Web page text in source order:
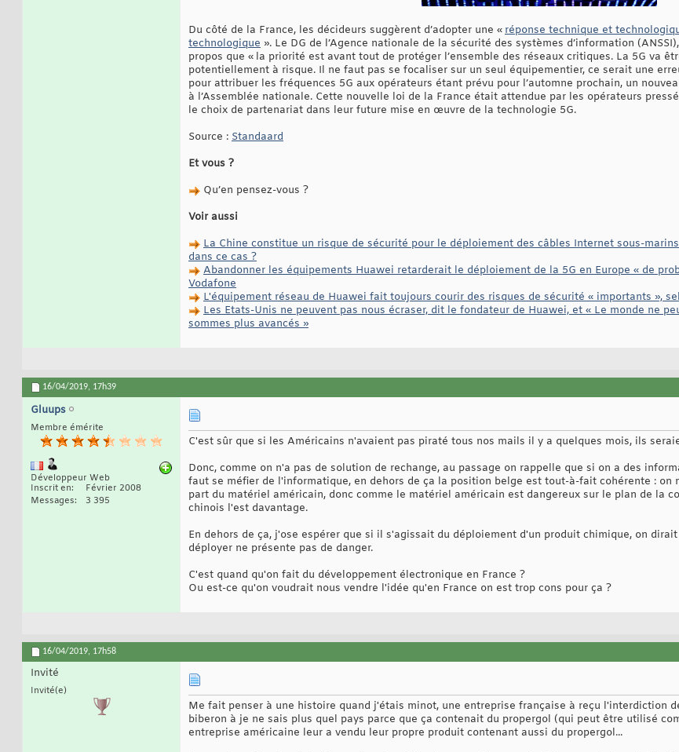
Du côté de la France, les décideurs suggèrent d’adopter une « réponse technique et
technologique ». Le DG de l’Agence nationale de la sécurité des systèmes d’information
propos que « la priorité est avant tout de protéger l’ensemble des réseaux critiques. La 5G va
potentiellement à risque. Il ne faut pas se focaliser sur un seul équipementier, ce serait une
pour attribuer les fréquences 5G aux opérateurs étant prévu pour l’automne prochain, un
à l’Assemblée nationale. Cette nouvelle loi de la France était attendue par les opérateurs
le choix de partenariat dans leur future mise en œuvre de la technologie 5G.
Source : Standaard
Et vous ?
Qu’en pensez-vous ?
Voir aussi
La Chine constitue un risque de sécurité pour le déploiement des câbles Internet sous-
dans ce cas ?
Abandonner les équipements Huawei retarderait le déploiement de la 5G en Europe « de
Vodafone
L'équipement réseau de Huawei fait toujours courir des risques de sécurité « importants »,
Les Etats-Unis ne peuvent pas nous écraser, dit le fondateur de Huawei, et « Le monde ne
sommes plus avancés »
16/04/2019, 17h39
Gluups
Membre émérite
Développeur Web
Inscrit en
Février 2008
Messages
3 395
C'est sûr que si les Américains n'avaient pas piraté tous nos mails il y a quelques mois, ils
Donc, comme on n'a pas de solution de rechange, au passage on rappelle que si on a des
faut se méfier de l'informatique, en dehors de ça la position belge est tout-à-fait cohérente : on
part du matériel américain, donc comme le matériel américain est dangereux sur le plan de la
chinois l'est davantage.
En dehors de ça, j'ose espérer que si il s'agissait du déploiement d'un produit chimique, on
déployer ne présente pas de danger.
C'est quand qu'on fait du développement électronique en France ?
Ou est-ce qu'on voudrait nous vendre l'idée qu'en France on est trop cons pour ça ?
16/04/2019, 17h58
Invité
Invité(e)
Me fait penser à une histoire quand j'étais minot, une entreprise française à reçu l'interdiction
biberon à je ne sais plus quel pays parce que ça contenait du propergol (qui peut être utilisé
entreprise américaine leur a vendu leur propre produit contenant aussi du propergol...